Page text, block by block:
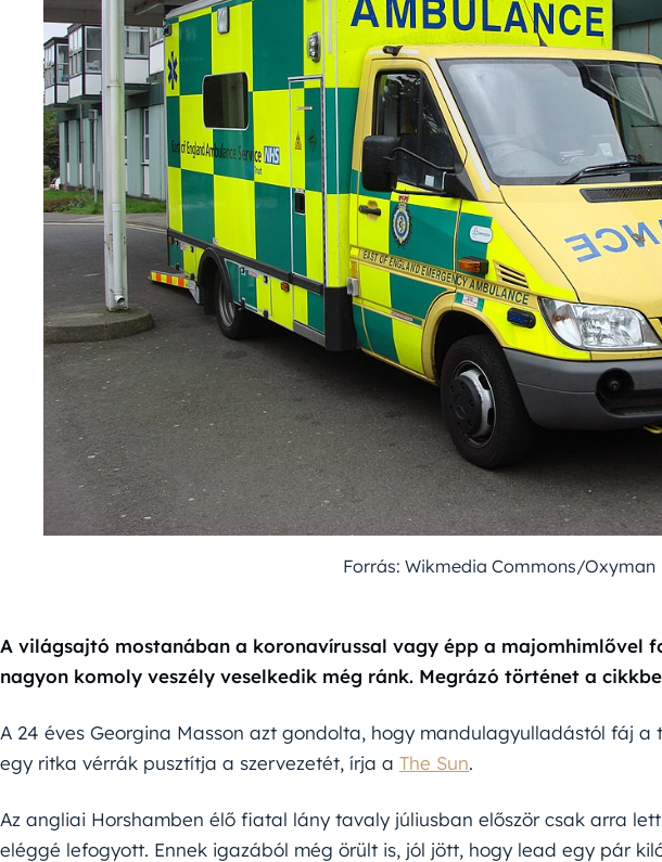
Forrás: Wikmedia Commons/Oxyman
A világsajtó mostanában a koronavírussal vagy épp a majomhimlővel
nagyon komoly veszély veselkedik még ránk. Megrázó történet a
A 24 éves Georgina Masson azt gondolta, hogy mandulagyulladástól fáj a
egy ritka vérrák pusztítja a szervezetét, írja a The Sun.
Az angliai Horshamben élő fiatal lány tavaly júliusban először csak arra
eléggé lefogyott. Ennek igazából még örült is, jól jött, hogy lead egy pár